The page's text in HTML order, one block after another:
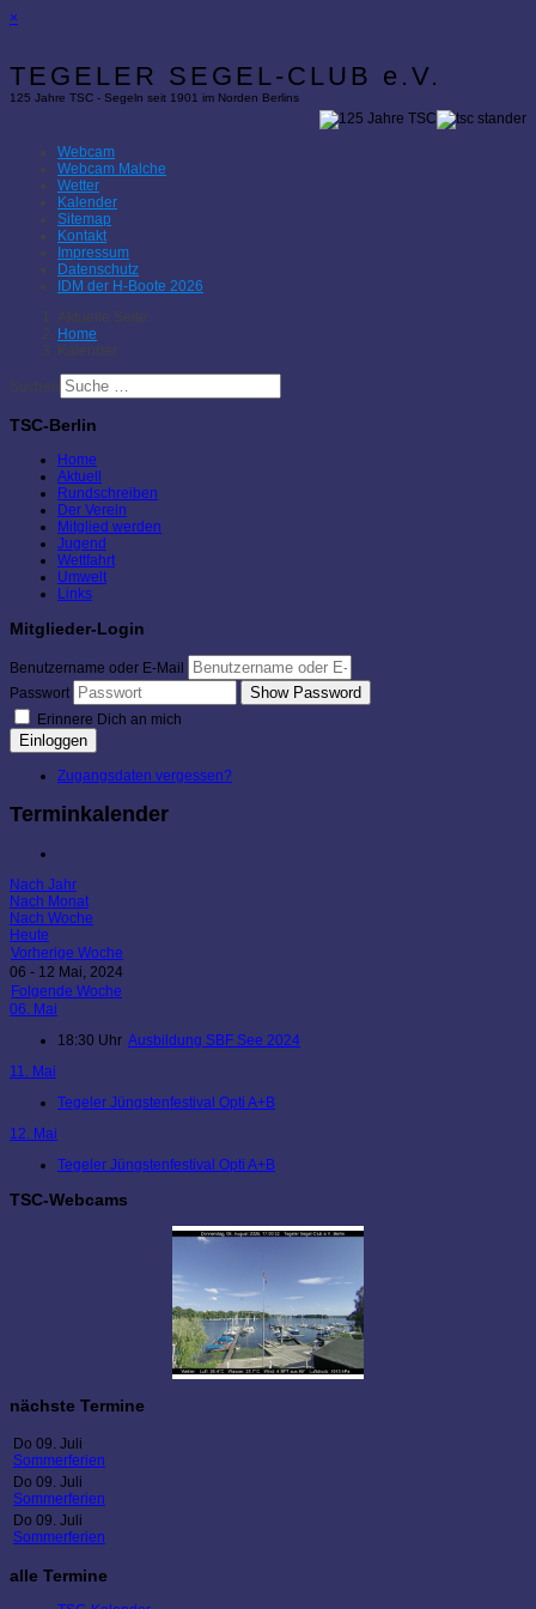
×
TEGELER SEGEL-CLUB e.V.
125 Jahre TSC - Segeln seit 1901 im Norden Berlins
Webcam
Webcam Malche
Wetter
Kalender
Sitemap
Kontakt
Impressum
Datenschutz
IDM der H-Boote 2026
Aktuelle Seite:
Home
Kalender
Suchen
TSC-Berlin
Home
Aktuell
Rundschreiben
Der Verein
Mitglied werden
Jugend
Wettfahrt
Umwelt
Links
Mitglieder-Login
Benutzername oder E-Mail
Passwort
Show Password
Erinnere Dich an mich
Einloggen
Zugangsdaten vergessen?
Terminkalender
Nach Jahr
Nach Monat
Nach Woche
Heute
Vorherige Woche
06 - 12 Mai, 2024
Folgende Woche
06. Mai
18:30 Uhr Ausbildung SBF See 2024
11. Mai
Tegeler Jüngstenfestival Opti A+B
12. Mai
Tegeler Jüngstenfestival Opti A+B
TSC-Webcams
nächste Termine
Do 09. Juli
Sommerferien
Do 09. Juli
Sommerferien
Do 09. Juli
Sommerferien
alle Termine